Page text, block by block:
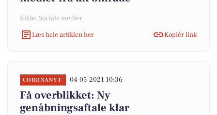
Kilde: Sociale medier
Læs hele artiklen her
Kopiér link
CORONANYT 04-05-2021 10:36
Få overblikket: Ny
genåbningsaftale klar